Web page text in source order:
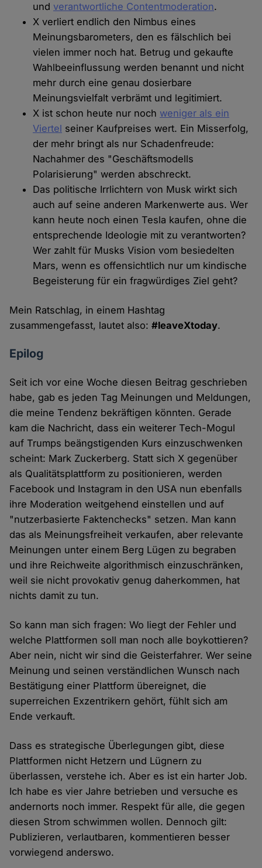
undverantwortliche Contentmoderation.
X verliert endlich den Nimbus eines
Meinungsbarometers, den es fälschlich bei
vielen immer noch hat. Betrug und gekaufte
Wahlbeeinflussung werden benannt und nicht
mehr durch eine genau dosierbare
Meinungsvielfalt verbrämt und legitimiert.
X ist schon heute nur noch weniger als ein
Viertel seiner Kaufpreises wert. Ein Misserfolg,
der mehr bringt als nur Schadenfreude:
Nachahmer des "Geschäftsmodells
Polarisierung" werden abschreckt.
Das politische Irrlichtern von Musk wirkt sich
auch auf seine anderen Markenwerte aus. Wer
kann heute noch einen Tesla kaufen, ohne die
entsprechende Ideologie mit zu verantworten?
Wer zahlt für Musks Vision vom besiedelten
Mars, wenn es offensichtlich nur um kindische
Begeisterung für ein fragwürdiges Ziel geht?
Mein Ratschlag, in einem Hashtag
zusammengefasst, lautet also:#leaveXtoday.
Epilog
Seit ich vor eine Woche diesen Beitrag geschrieben
habe, gab es jeden Tag Meinungen und Meldungen,
die meine Tendenz bekräftigen könnten. Gerade
kam die Nachricht, dass ein weiterer Tech-Mogul
auf Trumps beängstigenden Kurs einzuschwenken
scheint: Mark Zuckerberg. Statt sich X gegenüber
als Qualitätsplattform zu positionieren, werden
Facebook und Instagram in den USA nun ebenfalls
ihre Moderation weitgehend einstellen und auf
"nutzerbasierte Faktenchecks" setzen. Man kann
das als Meinungsfreiheit verkaufen, aber relevante
Meinungen unter einem Berg Lügen zu begraben
und ihre Reichweite algorithmisch einzuschränken,
weil sie nicht provokativ genug daherkommen, hat
nichts damit zu tun.
So kann man sich fragen: Wo liegt der Fehler und
welche Plattformen soll man noch alle boykottieren?
Aber nein, nicht wir sind die Geisterfahrer. Wer seine
Meinung und seinen verständlichen Wunsch nach
Bestätigung einer Plattform übereignet, die
superreichen Exzentrikern gehört, fühlt sich am
Ende verkauft.
Dass es strategische Überlegungen gibt, diese
Plattformen nicht Hetzern und Lügnern zu
überlassen, verstehe ich. Aber es ist ein harter Job.
Ich habe es vier Jahre betrieben und versuche es
andernorts noch immer. Respekt für alle, die gegen
diesen Strom schwimmen wollen. Dennoch gilt:
Publizieren, verlautbaren, kommentieren besser
vorwiegend anderswo.